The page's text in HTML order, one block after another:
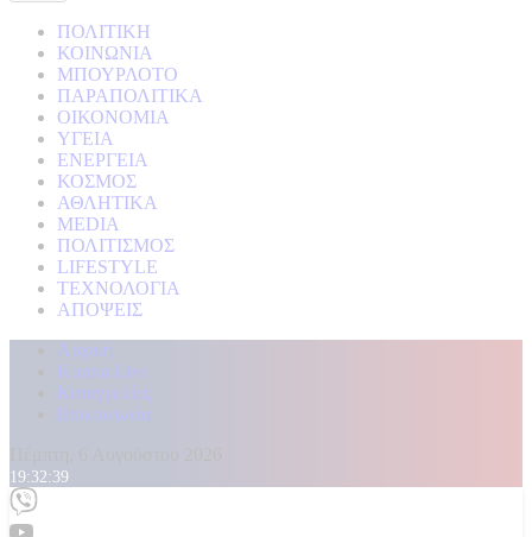
ΠΟΛΙΤΙΚΗ
ΚΟΙΝΩΝΙΑ
ΜΠΟΥΡΛΟΤΟ
ΠΑΡΑΠΟΛΙΤΙΚΑ
ΟΙΚΟΝΟΜΙΑ
ΥΓΕΙΑ
ΕΝΕΡΓΕΙΑ
ΚΟΣΜΟΣ
ΑΘΛΗΤΙΚΑ
MEDIA
ΠΟΛΙΤΙΣΜΟΣ
LIFESTYLE
ΤΕΧΝΟΛΟΓΙΑ
ΑΠΟΨΕΙΣ
Αρχική
Kontra Live
Καταγγελίες
Επικοινωνία
19:32:40